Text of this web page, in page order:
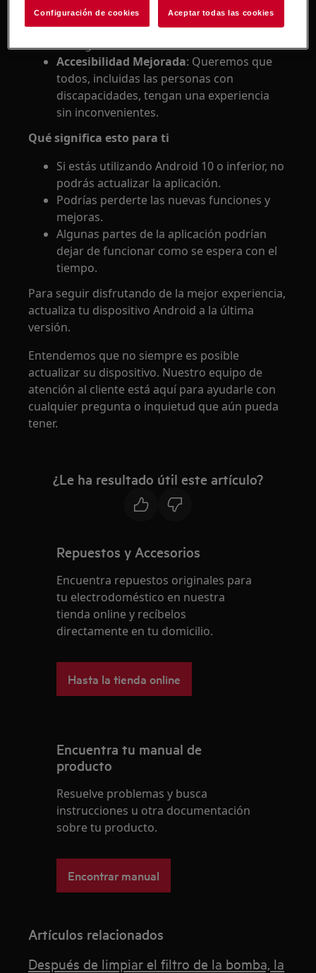
Seguridad mejorada: Manténgase
protegido con las últimas actualizaciones
de seguridad.
Accesibilidad Mejorada: Queremos que
todos, incluidas las personas con
discapacidades, tengan una experiencia
sin inconvenientes.
Qué significa esto para ti
Si estás utilizando Android 10 o inferior, no
podrás actualizar la aplicación.
Podrías perderte las nuevas funciones y
mejoras.
Algunas partes de la aplicación podrían
dejar de funcionar como se espera con el
tiempo.
Para seguir disfrutando de la mejor experiencia,
actualiza tu dispositivo Android a la última
versión.
Entendemos que no siempre es posible
actualizar su dispositivo. Nuestro equipo de
atención al cliente está aquí para ayudarle con
cualquier pregunta o inquietud que aún pueda
tener.
¿Le ha resultado útil este artículo?
Repuestos y Accesorios
Encuentra repuestos originales para
tu electrodoméstico en nuestra
tienda online y recíbelos
directamente en tu domicilio.
Hasta la tienda online
Encuentra tu manual de
producto
Resuelve problemas y busca
instrucciones u otra documentación
sobre tu producto.
Encontrar manual
Artículos relacionados
Después de limpiar el filtro de la bomba, la
Configuración de cookies Aceptar todas las cookies